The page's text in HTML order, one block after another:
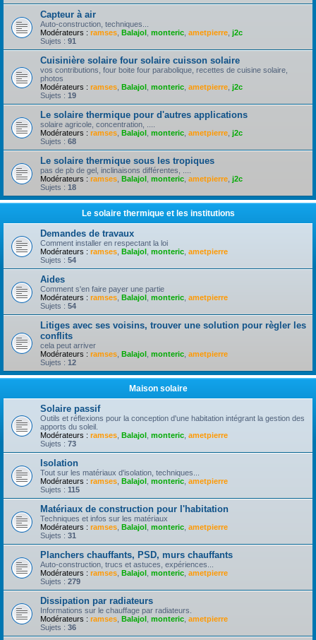
Capteur à air
Auto-construction, techniques...
Modérateurs : ramses Balajol monteric ametpierre j2c
Sujets : 91
Cuisinière solaire four solaire cuisson solaire
vos contributions, four boite four parabolique, recettes de cuisine solaire,
photos
Modérateurs : ramses Balajol monteric ametpierre j2c
Sujets : 19
Le solaire thermique pour d'autres applications
solaire agricole, concentration, ....
Modérateurs : ramses Balajol monteric ametpierre j2c
Sujets : 68
Le solaire thermique sous les tropiques
pas de pb de gel, inclinaisons différentes, ....
Modérateurs : ramses Balajol monteric ametpierre j2c
Sujets : 18
Le solaire thermique et les institutions
Demandes de travaux
Comment installer en respectant la loi
Modérateurs : ramses Balajol monteric ametpierre
Sujets : 54
Aides
Comment s'en faire payer une partie
Modérateurs : ramses Balajol monteric ametpierre
Sujets : 54
Litiges avec ses voisins, trouver une solution pour règler les
conflits
cela peut arriver
Modérateurs : ramses Balajol monteric ametpierre
Sujets : 12
Maison solaire
Solaire passif
Outils et réflexions pour la conception d'une habitation intégrant la gestion des
apports du soleil.
Modérateurs : ramses Balajol monteric ametpierre
Sujets : 73
Isolation
Tout sur les matériaux d'isolation, techniques...
Modérateurs : ramses Balajol monteric ametpierre
Sujets : 115
Matériaux de construction pour l'habitation
Techniques et infos sur les matériaux
Modérateurs : ramses Balajol monteric ametpierre
Sujets : 31
Planchers chauffants, PSD, murs chauffants
Auto-construction, trucs et astuces, expériences...
Modérateurs : ramses Balajol monteric ametpierre
Sujets : 279
Dissipation par radiateurs
Informations sur le chauffage par radiateurs.
Modérateurs : ramses Balajol monteric ametpierre
Sujets : 36